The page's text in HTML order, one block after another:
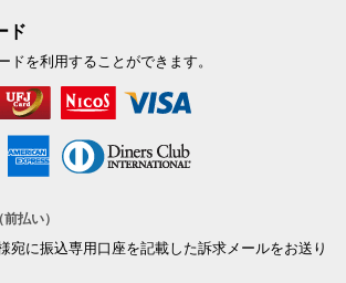
ド
ドを利用することができます。
（前払い）
宛に振込専用口座を記載した訴求メールをお送り